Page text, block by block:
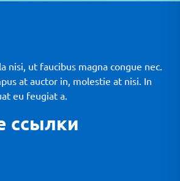
nisi, ut faucibus magna congue nec.
at auctor in, molestie at nisi. In
eu feugiat a.
ссылки